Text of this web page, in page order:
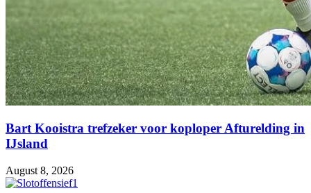
Bart Kooistra trefzeker voor koploper Afturelding in
IJsland
August 8, 2026